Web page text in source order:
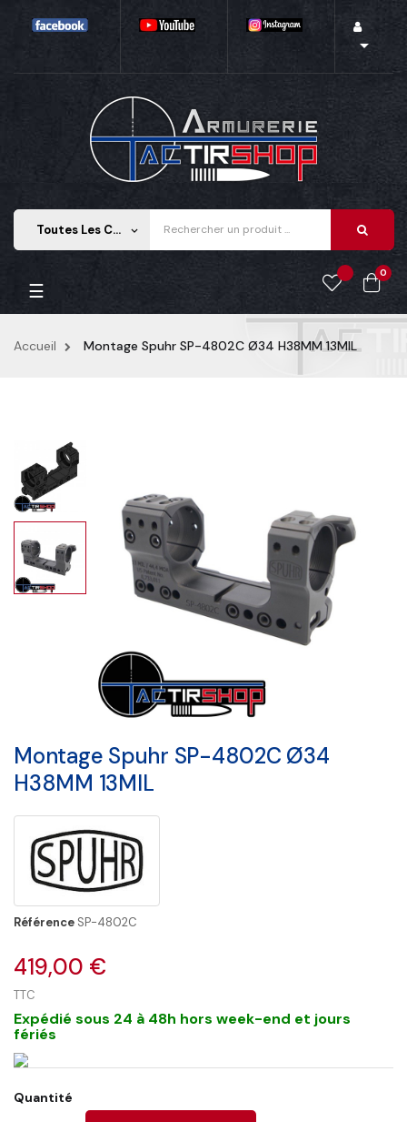

Toutes Les Catégories keyboard_arrow_down
0
Basculer la navigation
☰
Accueil Montage Spuhr SP-4802C Ø34 H38MM 13MIL
Montage Spuhr SP-4802C Ø34
H38MM 13MIL
Référence SP-4802C
419,00 €
TTC
Expédié sous 24 à 48h hors week-end et jours
fériés
Quantité